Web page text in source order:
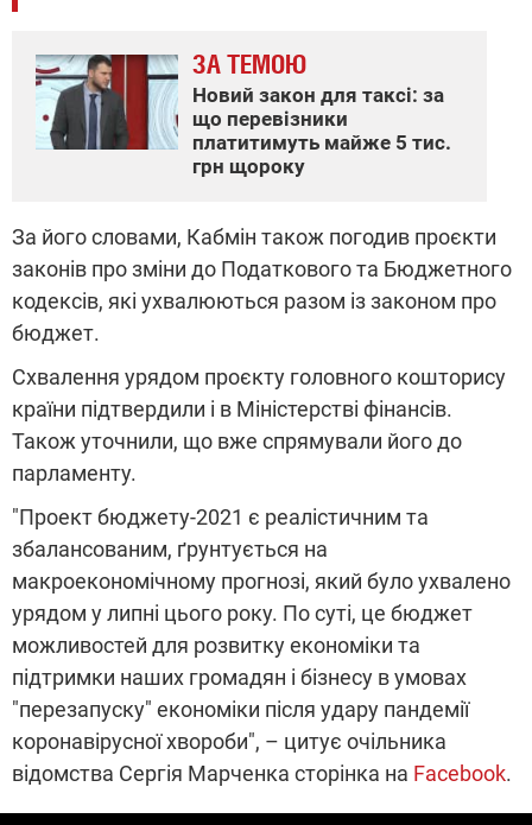
ЗА ТЕМОЮ
Новий закон для таксі: за
що перевізники
платитимуть майже 5 тис.
грн щороку
За його словами, Кабмін також погодив проєкти
законів про зміни до Податкового та Бюджетного
кодексів, які ухвалюються разом із законом про
бюджет.
Схвалення урядом проєкту головного кошторису
країни підтвердили і в Міністерстві фінансів.
Також уточнили, що вже спрямували його до
парламенту.
"Проект бюджету-2021 є реалістичним та
збалансованим, ґрунтується на
макроекономічному прогнозі, який було ухвалено
урядом у липні цього року. По суті, це бюджет
можливостей для розвитку економіки та
підтримки наших громадян і бізнесу в умовах
"перезапуску" економіки після удару пандемії
коронавірусної хвороби", – цитує очільника
відомства Сергія Марченка сторінка на Facebook.